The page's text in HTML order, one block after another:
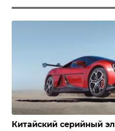
Китайский серийный